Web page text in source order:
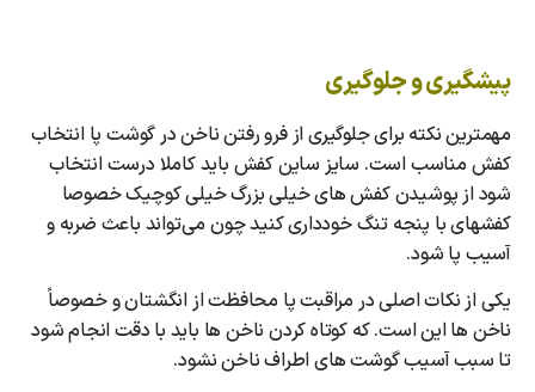
پیشگیری و جلوگیری
مهمترین نکته برای جلوگیری از فرو رفتن ناخن در گوشت پا انتخاب
کفش مناسب است. سایز ساین کفش باید کاملا درست انتخاب
شود از پوشیدن کفش های خیلی بزرگ خیلی کوچیک خصوصا
کفشهای با پنجه تنگ خودداری کنید چون می‌تواند باعث ضربه و
آسیب پا شود.
یکی از نکات اصلی در مراقبت پا محافظت از انگشتان و خصوصاً
ناخن ها این است. که کوتاه کردن ناخن ها باید با دقت انجام شود
تا سبب آسیب گوشت های اطراف ناخن نشود.